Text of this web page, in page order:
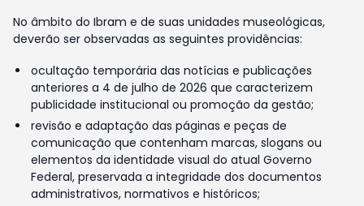
No âmbito do Ibram e de suas unidades museológicas,
deverão ser observadas as seguintes providências:
ocultação temporária das notícias e publicações
anteriores a 4 de julho de 2026 que caracterizem
publicidade institucional ou promoção da gestão;
revisão e adaptação das páginas e peças de
comunicação que contenham marcas, slogans ou
elementos da identidade visual do atual Governo
Federal, preservada a integridade dos documentos
administrativos, normativos e históricos;